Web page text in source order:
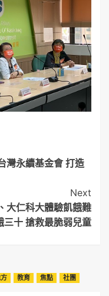
灣永續基金會 打造
Next
大仁科大體驗飢餓難
三十 搶救最脆弱兒童
教育 焦點 社團